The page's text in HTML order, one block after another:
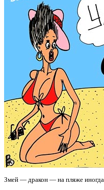
Змей — дракон — на пляже иногда